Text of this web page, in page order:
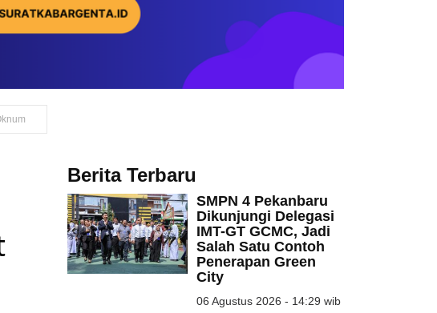
Berita Terbaru
SMPN 4 Pekanbaru
Dikunjungi Delegasi
IMT-GT GCMC, Jadi
Salah Satu Contoh
Penerapan Green
City
06 Agustus 2026 - 14:29 wib